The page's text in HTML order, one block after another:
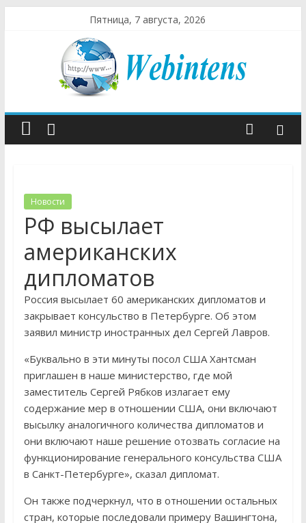
Пятница, 7 августа, 2026
Новости
РФ высылает
американских
дипломатов
Россия высылает 60 американских дипломатов и
закрывает консульство в Петербурге. Об этом
заявил министр иностранных дел Сергей Лавров.
«Буквально в эти минуты посол США Хантсман
приглашен в наше министерство, где мой
заместитель Сергей Рябков излагает ему
содержание мер в отношении США, они включают
высылку аналогичного количества дипломатов и
они включают наше решение отозвать согласие на
функционирование генерального консульства США
в Санкт-Петербурге», сказал дипломат.
Он также подчеркнул, что в отношении остальных
стран, которые последовали примеру Вашингтона,